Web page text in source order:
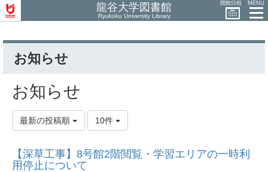
龍谷大学図書館
Ryukoku University Library
開館日程 MENU
お知らせ
お知らせ
最新の投稿順 10件
【深草工事】8号館2階閲覧・学習エリアの一時利
用停止について